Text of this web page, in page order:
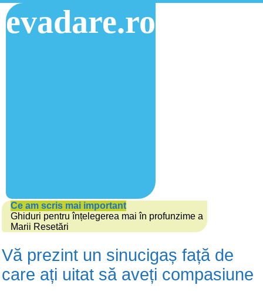
evadare.ro
Ce am scris mai important
Ghiduri pentru înțelegerea mai în profunzime a
Marii Resetări
Vă prezint un sinucigaș față de
care ați uitat să aveți compasiune